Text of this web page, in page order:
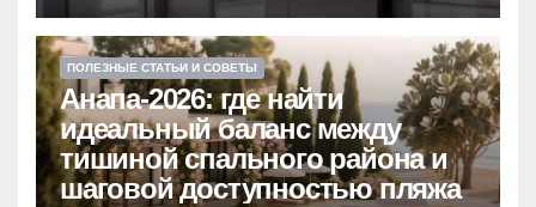
ПОЛЕЗНЫЕ СТАТЬИ И СОВЕТЫ
Анапа-2026: где найти
идеальный баланс между
тишиной спального района и
шаговой доступностью пляжа